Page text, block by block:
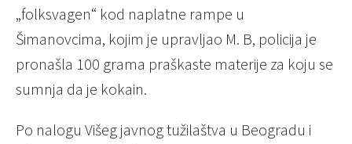
„folksvagen“ kod naplatne rampe u
Šimanovcima, kojim je upravljao M. B, policija je
pronašla 100 grama praškaste materije za koju se
sumnja da je kokain.
Po nalogu Višeg javnog tužilaštva u Beogradu i